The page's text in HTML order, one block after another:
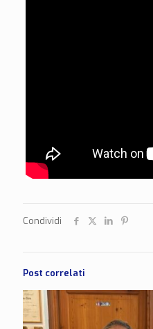
Condividi
Post correlati